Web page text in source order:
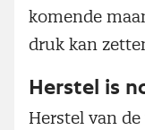
komende
druk kan
Herstel is
Herstel van